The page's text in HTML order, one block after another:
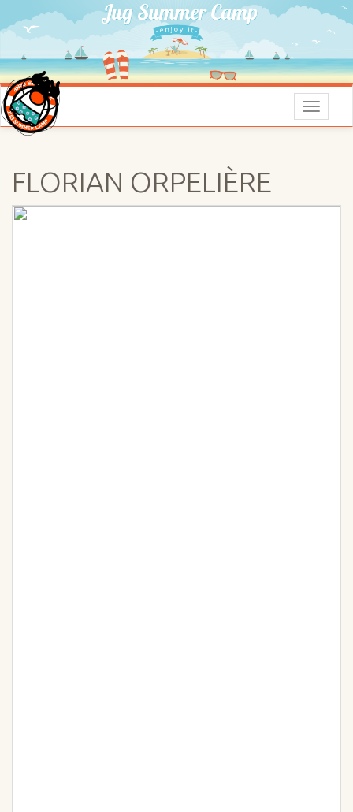
Menu
FLORIAN ORPELIÈRE